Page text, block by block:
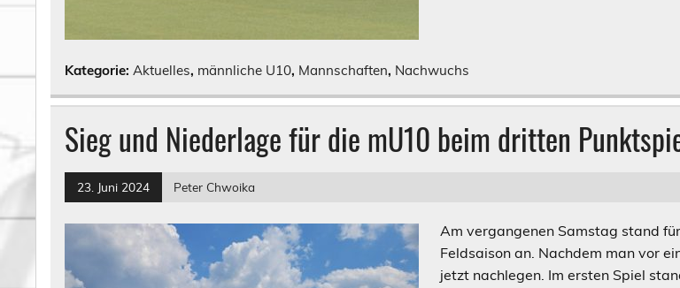
Kategorie:Aktuelles, männliche U10, Mannschaften, Nachwuchs
Sieg und Niederlage für die mU10 beim dritten
23. Juni 2024 Peter Chwoika
Am vergangenen Samstag stand
Feldsaison an. Nachdem man vor
jetzt nachlegen. Im ersten Spiel